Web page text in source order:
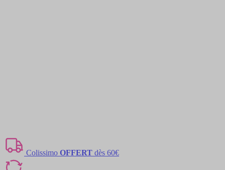
Colissimo OFFERT dès 60€